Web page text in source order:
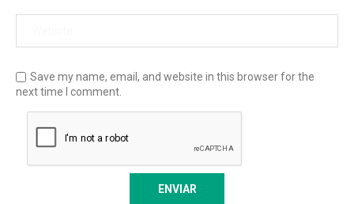
Save my name, email, and website in this browser for the
next time I comment.